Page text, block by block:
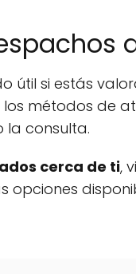
útil si estás
métodos de
consulta.
cerca de ti,
opciones